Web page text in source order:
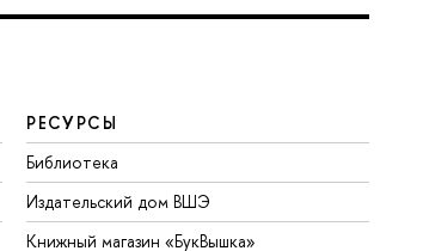
РЕСУРСЫ
Библиотека
Издательский дом ВШЭ
Книжный магазин «БукВышка»